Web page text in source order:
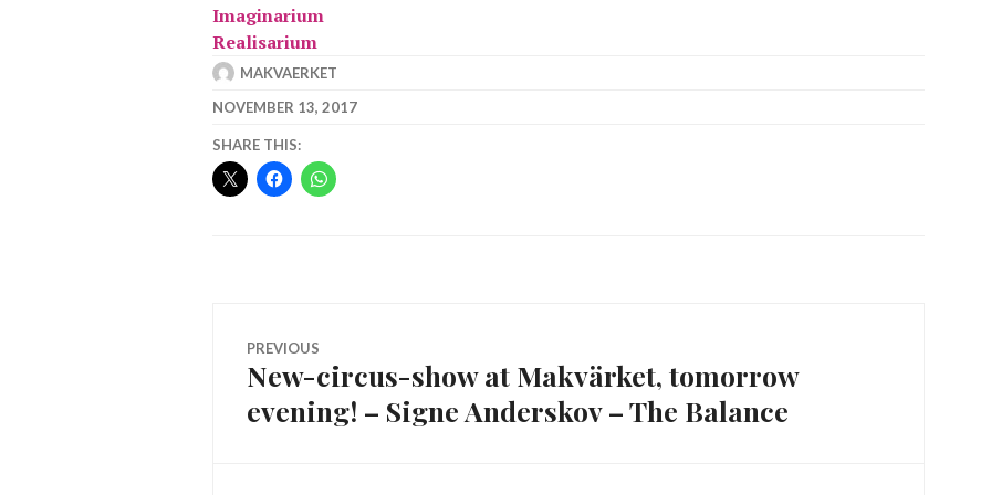
Imaginarium
Realisarium
MAKVAERKET
NOVEMBER 13, 2017
SHARE THIS:
Post
navigation
PREVIOUS
Previous
post:
New-circus-show at Makvärket, tomorrow
evening! – Signe Anderskov – The Balance